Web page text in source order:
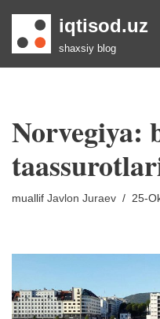
Skip
iqtisod.uz
shaxsiy blog
Norvegiya:
muallif Javlon Juraev 25-